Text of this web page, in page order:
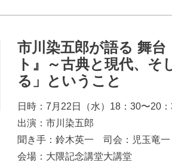
市川染五郎が語る 舞台
ト』～古典と現代、そ
る」ということ
日時：7月22日（水）18：30〜20
出演：市川染五郎
聞き手：鈴木英一 司会：児玉竜一
会場：大隈記念講堂大講堂